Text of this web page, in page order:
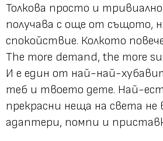
Толкова просто и
получава с още от същото,
спокойствие. Колкото
The more demand, the more
И е един от най-най-
теб и твоето дете. Най-
прекрасни неща на света
адаптери, помпи и